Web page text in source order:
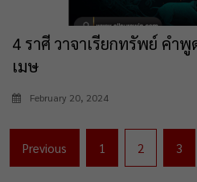
4 ราศี วาจาเรียกทรัพย์ คำ
เมษ
February 20, 2024
Posts
navigation
Previous 1 2 3